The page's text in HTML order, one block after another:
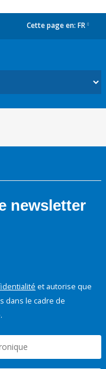
Cette page en: FR
newsletter
et autorise que
dans le cadre de